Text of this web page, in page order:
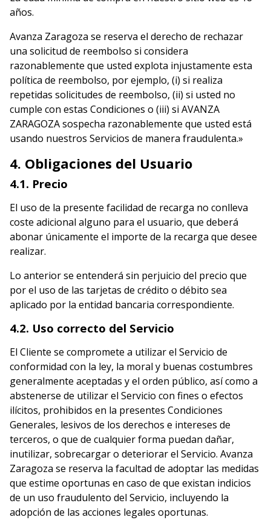
años.
Avanza Zaragoza se reserva el derecho de rechazar
una solicitud de reembolso si considera
razonablemente que usted explota injustamente esta
política de reembolso, por ejemplo, (i) si realiza
repetidas solicitudes de reembolso, (ii) si usted no
cumple con estas Condiciones o (iii) si AVANZA
ZARAGOZA sospecha razonablemente que usted está
usando nuestros Servicios de manera fraudulenta.»
4. Obligaciones del Usuario
4.1. Precio
El uso de la presente facilidad de recarga no conlleva
coste adicional alguno para el usuario, que deberá
abonar únicamente el importe de la recarga que desee
realizar.
Lo anterior se entenderá sin perjuicio del precio que
por el uso de las tarjetas de crédito o débito sea
aplicado por la entidad bancaria correspondiente.
4.2. Uso correcto del Servicio
El Cliente se compromete a utilizar el Servicio de
conformidad con la ley, la moral y buenas costumbres
generalmente aceptadas y el orden público, así como a
abstenerse de utilizar el Servicio con fines o efectos
ilícitos, prohibidos en la presentes Condiciones
Generales, lesivos de los derechos e intereses de
terceros, o que de cualquier forma puedan dañar,
inutilizar, sobrecargar o deteriorar el Servicio. Avanza
Zaragoza se reserva la facultad de adoptar las medidas
que estime oportunas en caso de que existan indicios
de un uso fraudulento del Servicio, incluyendo la
adopción de las acciones legales oportunas.